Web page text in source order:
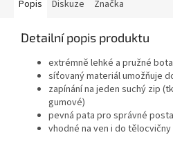
Popis Diskuze Značka
Detailní popis produktu
extrémně lehké a pružné
síťovaný materiál umožňuje
zapínání na jeden suchý zip
gumové)
pevná pata pro správné
vhodné na ven i do tělocvičny